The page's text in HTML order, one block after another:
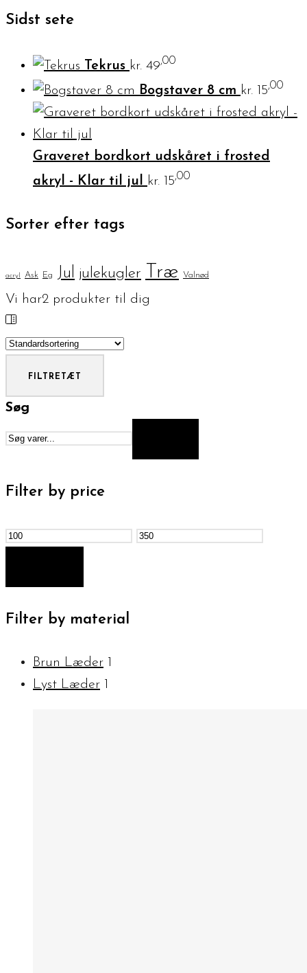
Sidst sete
Tekrus kr. 49,00
Bogstaver 8 cm kr. 15,00
Graveret bordkort udskåret i frosted
akryl - Klar til jul
kr. 15,00
Sorter efter tags
acryl Ask Eg Jul julekugler Træ Valnød
Vi har2 produkter til dig
FILTRE TÆT
Søg
Filter by price
Mindste
Højeste
Filter by material
Brun Læder 1
Lyst Læder 1